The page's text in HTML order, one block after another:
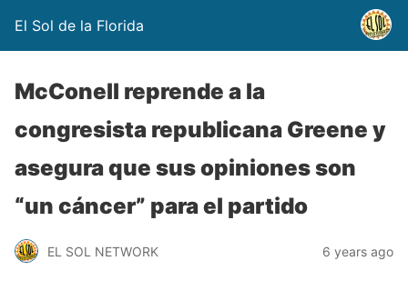
El Sol de la Florida
McConell reprende a la
congresista republicana Greene y
asegura que sus opiniones son
“un cáncer” para el partido
EL SOL NETWORK 6 years ago